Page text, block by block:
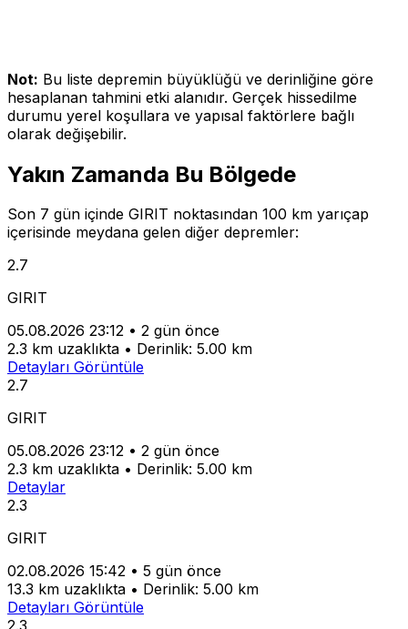
Not: Bu liste depremin büyüklüğü ve derinliğine göre
hesaplanan tahmini etki alanıdır. Gerçek hissedilme
durumu yerel koşullara ve yapısal faktörlere bağlı
olarak değişebilir.
Yakın Zamanda Bu Bölgede
Son 7 gün içinde GIRIT noktasından 100 km yarıçap
içerisinde meydana gelen diğer depremler:
2.7
GIRIT
05.08.2026 23:12 • 2 gün önce
2.3 km uzaklıkta • Derinlik: 5.00 km
Detayları Görüntüle
2.7
GIRIT
05.08.2026 23:12 • 2 gün önce
2.3 km uzaklıkta • Derinlik: 5.00 km
Detaylar
2.3
GIRIT
02.08.2026 15:42 • 5 gün önce
13.3 km uzaklıkta • Derinlik: 5.00 km
Detayları Görüntüle